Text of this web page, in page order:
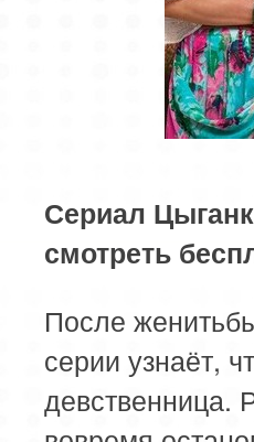
Сериал
смотреть
После
серии узнаёт,
девственница.